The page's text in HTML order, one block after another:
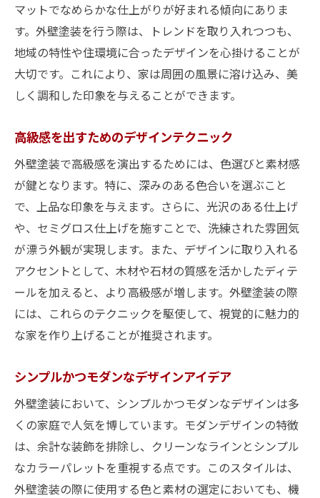
マットでなめらかな仕上がりが好まれる傾向にありま
す。外壁塗装を行う際は、トレンドを取り入れつつも、
地域の特性や住環境に合ったデザインを心掛けることが
大切です。これにより、家は周囲の風景に溶け込み、美
しく調和した印象を与えることができます。
高級感を出すためのデザインテクニック
外壁塗装で高級感を演出するためには、色選びと素材感
が鍵となります。特に、深みのある色合いを選ぶこと
で、上品な印象を与えます。さらに、光沢のある仕上げ
や、セミグロス仕上げを施すことで、洗練された雰囲気
が漂う外観が実現します。また、デザインに取り入れる
アクセントとして、木材や石材の質感を活かしたディテ
ールを加えると、より高級感が増します。外壁塗装の際
には、これらのテクニックを駆使して、視覚的に魅力的
な家を作り上げることが推奨されます。
シンプルかつモダンなデザインアイデア
外壁塗装において、シンプルかつモダンなデザインは多
くの家庭で人気を博しています。モダンデザインの特徴
は、余計な装飾を排除し、クリーンなラインとシンプル
なカラーパレットを重視する点です。このスタイルは、
外壁塗装の際に使用する色と素材の選定においても、機